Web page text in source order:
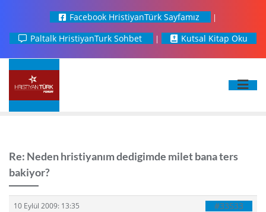
Facebook HristiyanTürk Sayfamız
Paltalk HristiyanTurk Sohbet
Kutsal Kitap Oku
Re: Neden hristiyanım dedigimde milet bana ters
bakiyor?
10 Eylül 2009: 13:35 #33533